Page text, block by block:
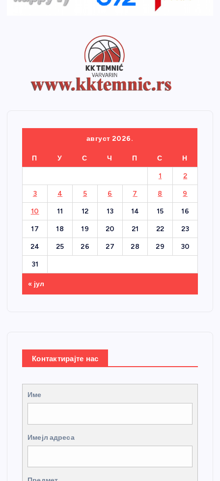
август 2026.
П У С Ч П С Н
1 2
3 4 5 6 7 8 9
10 11 12 13 14 15 16
17 18 19 20 21 22 23
24 25 26 27 28 29 30
31
« јул
Контактирајте нас
Име
Имејл адреса